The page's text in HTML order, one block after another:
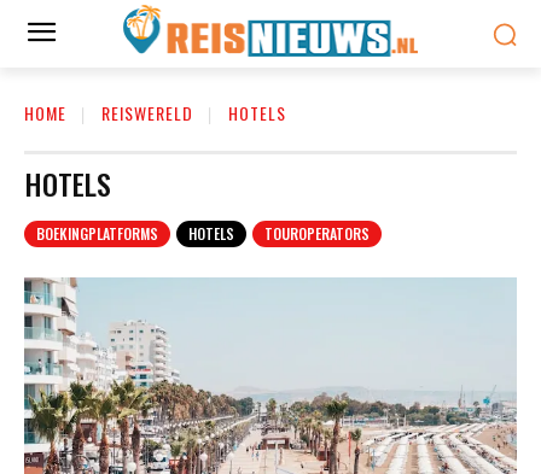
HOME REISWERELD HOTELS
HOTELS
BOEKINGPLATFORMS HOTELS TOUROPERATORS